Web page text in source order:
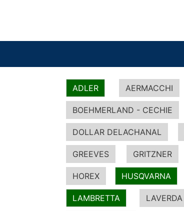
ADLER AERMACCHI
BOEHMERLAND - CECHIE
DOLLAR DELACHANAL
GREEVES GRITZNER
HOREX HUSQVARNA
LAMBRETTA LAVERDA